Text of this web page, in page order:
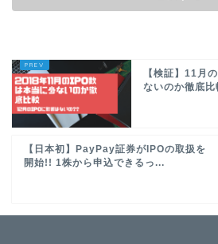
【検証】11月
ないのか徹底
【日本初】PayPay証券がIPOの取扱を
開始!! 1株から申込できるっ...